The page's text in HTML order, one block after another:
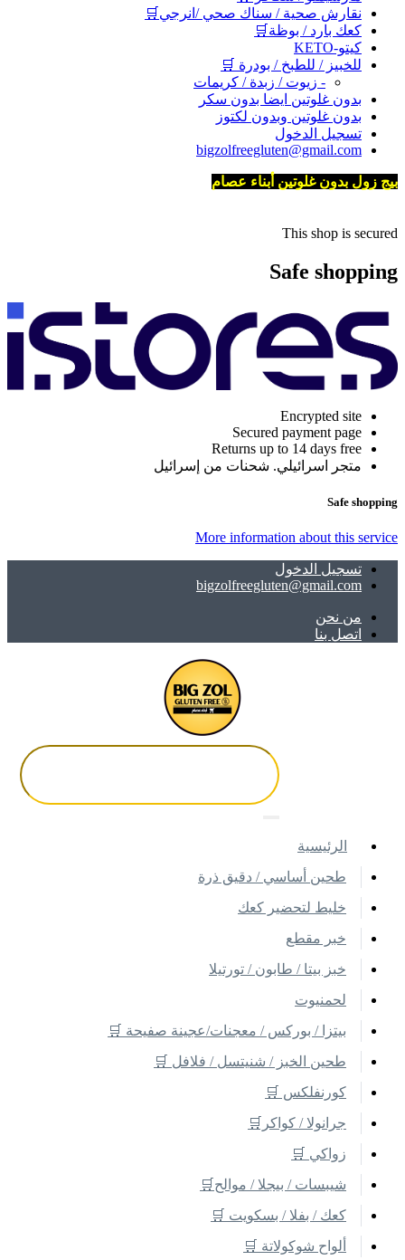
نقارش صحية / سناك صحي /انرجي🛒
كعك بارد / بوظة🛒
كيتو-KETO
للخبيز / للطبخ / بودرة 🛒
- زيوت / زبدة / كريمات
بدون غلوتين ايضا بدون سكر
بدون غلوتين وبدون لكتوز
تسجيل الدخول
bigzolfreegluten@gmail.com
بيج زول بدون غلوتين أبناء عصام
This shop is secured
Safe shopping
Encrypted site
Secured payment page
Returns up to 14 days free
متجر اسرائيلي. شحنات من إسرائيل
Safe shopping
More information about this service
تسجيل الدخول
bigzolfreegluten@gmail.com
ﻣﻦ ﻧﺤﻦ
اتصل بنا
اﻟﺮﺋﻴﺴﻴﺔ
طحين أساسي / دقيق ذرة
خليط لتحضير كعك
خبر مقطع
خبز بيتا / طابون / تورتيلا
لحمنيوت
بيتزا / بوركس / معجنات/عجينة صفيحة 🛒
طحين الخبز / شنيتسل / فلافل 🛒
كورنفلكس 🛒
جرانولا / كواكر🛒
زواكي 🛒
شيبسات / بيجلا / موالح🛒
كعك / بفلا / بسكويت 🛒
ألواح شوكولاتة 🛒